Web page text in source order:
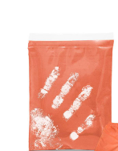
fino alla temperatura
colore nero sarà
fondo colore-verde
quando il nero cambia
incolore.